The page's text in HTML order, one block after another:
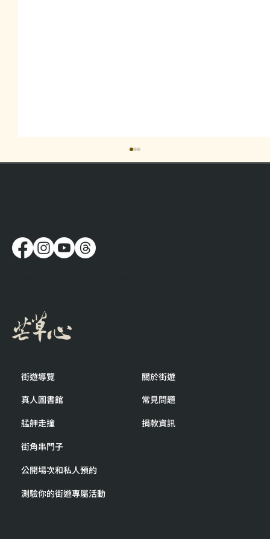
街遊賀馬年！2025年度回顧
街遊導覽
真人圖書館
艋舺走撞
街角串門子
公開場次和私人預約
測驗你的街遊專屬活動
關於街遊
常見問題
捐款資訊